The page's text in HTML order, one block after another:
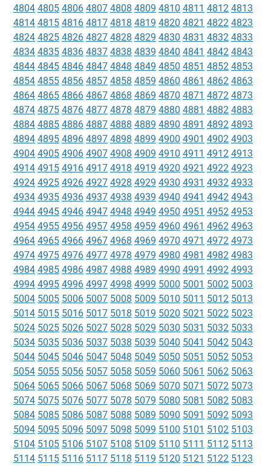
4804 4805 4806 4807 4808 4809 4810 4811 4812 4813
4814 4815 4816 4817 4818 4819 4820 4821 4822 4823
4824 4825 4826 4827 4828 4829 4830 4831 4832 4833
4834 4835 4836 4837 4838 4839 4840 4841 4842 4843
4844 4845 4846 4847 4848 4849 4850 4851 4852 4853
4854 4855 4856 4857 4858 4859 4860 4861 4862 4863
4864 4865 4866 4867 4868 4869 4870 4871 4872 4873
4874 4875 4876 4877 4878 4879 4880 4881 4882 4883
4884 4885 4886 4887 4888 4889 4890 4891 4892 4893
4894 4895 4896 4897 4898 4899 4900 4901 4902 4903
4904 4905 4906 4907 4908 4909 4910 4911 4912 4913
4914 4915 4916 4917 4918 4919 4920 4921 4922 4923
4924 4925 4926 4927 4928 4929 4930 4931 4932 4933
4934 4935 4936 4937 4938 4939 4940 4941 4942 4943
4944 4945 4946 4947 4948 4949 4950 4951 4952 4953
4954 4955 4956 4957 4958 4959 4960 4961 4962 4963
4964 4965 4966 4967 4968 4969 4970 4971 4972 4973
4974 4975 4976 4977 4978 4979 4980 4981 4982 4983
4984 4985 4986 4987 4988 4989 4990 4991 4992 4993
4994 4995 4996 4997 4998 4999 5000 5001 5002 5003
5004 5005 5006 5007 5008 5009 5010 5011 5012 5013
5014 5015 5016 5017 5018 5019 5020 5021 5022 5023
5024 5025 5026 5027 5028 5029 5030 5031 5032 5033
5034 5035 5036 5037 5038 5039 5040 5041 5042 5043
5044 5045 5046 5047 5048 5049 5050 5051 5052 5053
5054 5055 5056 5057 5058 5059 5060 5061 5062 5063
5064 5065 5066 5067 5068 5069 5070 5071 5072 5073
5074 5075 5076 5077 5078 5079 5080 5081 5082 5083
5084 5085 5086 5087 5088 5089 5090 5091 5092 5093
5094 5095 5096 5097 5098 5099 5100 5101 5102 5103
5104 5105 5106 5107 5108 5109 5110 5111 5112 5113
5114 5115 5116 5117 5118 5119 5120 5121 5122 5123